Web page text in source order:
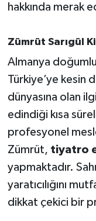
hakkında merak
Zümrüt Sarıgül
Almanya
Türkiye’ye kesin
dünyasına olan
edindiği kısa
profesyonel
Zümrüt, tiyatro
yapmaktadır.
yaratıcılığını
dikkat çekici bir
Kepsut
KÜLTÜR-
MAGAZİN
MANŞET
Manyas
OLAY
OTOMOTİV